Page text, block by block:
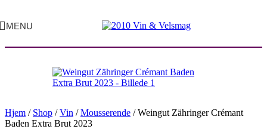
MENU
Hjem / Shop /Vin /Mousserende /Weingut Zähringer Crémant
Baden Extra Brut 2023